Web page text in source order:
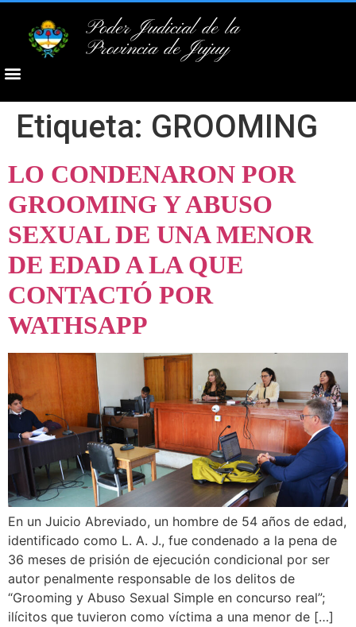
Poder Judicial de la
Provincia de Jujuy
Etiqueta: GROOMING
LO CONDENARON POR
GROOMING Y ABUSO
SEXUAL DE UNA MENOR
DE EDAD A LA QUE
CONTACTÓ POR
WATHSAPP
En un Juicio Abreviado, un hombre de 54 años de edad,
identificado como L. A. J., fue condenado a la pena de
36 meses de prisión de ejecución condicional por ser
autor penalmente responsable de los delitos de
“Grooming y Abuso Sexual Simple en concurso real”;
ilícitos que tuvieron como víctima a una menor de […]